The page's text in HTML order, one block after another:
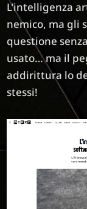
L’intelligenza
nemico, ma gli
questione
usato… ma il
addirittura lo
stessi!